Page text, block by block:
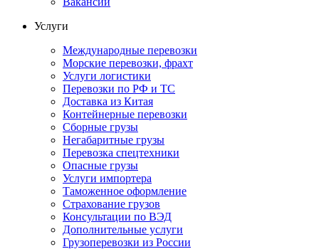
Услуги
Международные перевозки
Морские перевозки, фрахт
Услуги логистики
Перевозки по РФ и ТС
Доставка из Китая
Контейнерные перевозки
Сборные грузы
Негабаритные грузы
Перевозка спецтехники
Опасные грузы
Услуги импортера
Таможенное оформление
Страхование грузов
Консультации по ВЭД
Дополнительные услуги
Грузоперевозки из России